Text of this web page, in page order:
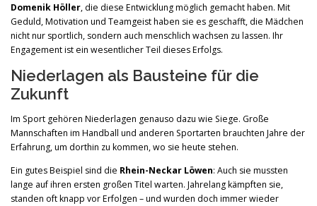
Domenik Höller, die diese Entwicklung möglich gemacht haben. Mit
Geduld, Motivation und Teamgeist haben sie es geschafft, die Mädchen
nicht nur sportlich, sondern auch menschlich wachsen zu lassen. Ihr
Engagement ist ein wesentlicher Teil dieses Erfolgs.
Niederlagen als Bausteine für die
Zukunft
Im Sport gehören Niederlagen genauso dazu wie Siege. Große
Mannschaften im Handball und anderen Sportarten brauchten Jahre der
Erfahrung, um dorthin zu kommen, wo sie heute stehen.
Ein gutes Beispiel sind die Rhein-Neckar Löwen: Auch sie mussten
lange auf ihren ersten großen Titel warten. Jahrelang kämpften sie,
standen oft knapp vor Erfolgen – und wurden doch immer wieder